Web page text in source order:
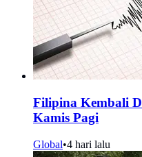
Filipina Kembali
Kamis Pagi
Global•4 hari lalu